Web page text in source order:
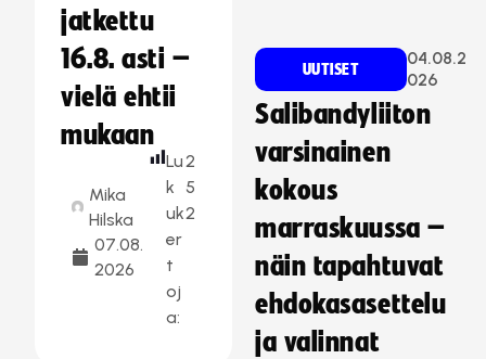
jatkettu
16.8. asti –
vielä ehtii
mukaan
Mika
Hilska
07.08.
2026
Lu
k
uk
er
t
oj
a:
2
5
2
UUTISET
04.08.2
026
Salibandyliiton
varsinainen
kokous
marraskuussa –
näin tapahtuvat
ehdokasasettelu
ja valinnat